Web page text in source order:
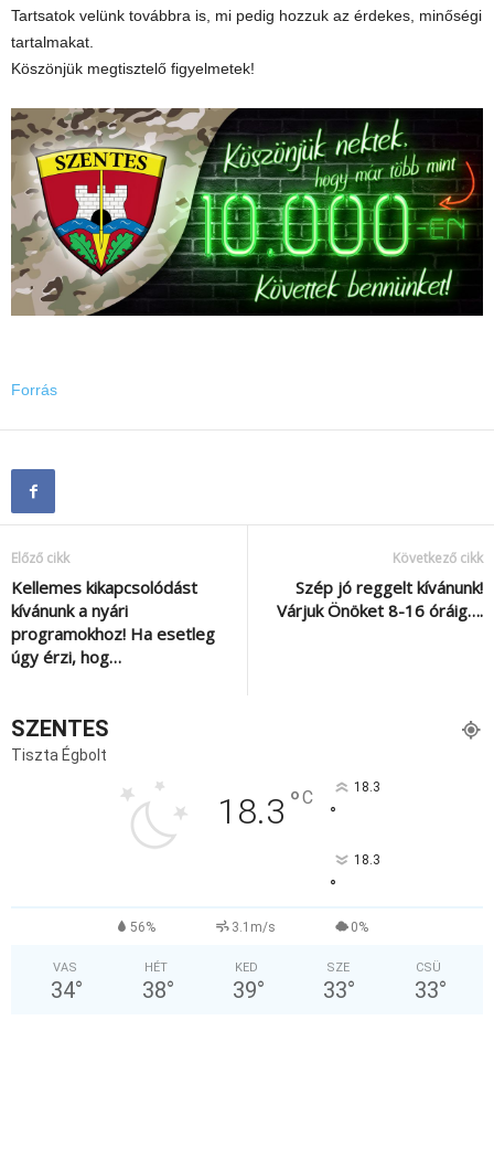
Tartsatok velünk továbbra is, mi pedig hozzuk az érdekes, minőségi
tartalmakat.
Köszönjük megtisztelő figyelmetek!
Forrás
Előző cikk
Kellemes kikapcsolódást
kívánunk a nyári
programokhoz! Ha esetleg
úgy érzi, hog…
Következő cikk
Szép jó reggelt kívánunk!
Várjuk Önöket 8-16 óráig….
SZENTES
Tiszta Égbolt
18.3 °C 18.3
°
18.3
°
56% 3.1m/s 0%
VAS
34°
HÉT
38°
KED
39°
SZE
33°
CSÜ
33°